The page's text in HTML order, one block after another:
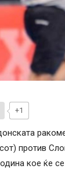
+1
против
кое ќе